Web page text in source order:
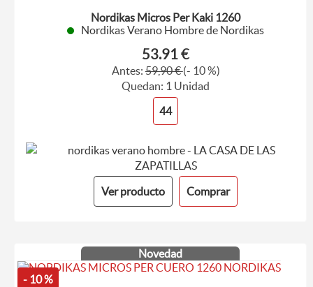
Nordikas Micros Per Kaki 1260
Nordikas Verano Hombre de Nordikas
53.91 €
Antes:59,90 €(- 10 %)
Quedan: 1 Unidad
44
Ver producto Comprar
Novedad
- 10 %